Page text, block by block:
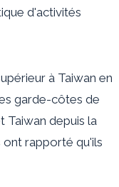
d'activités
à Taiwan en
garde-côtes de
Taiwan depuis la
ont rapporté qu'ils